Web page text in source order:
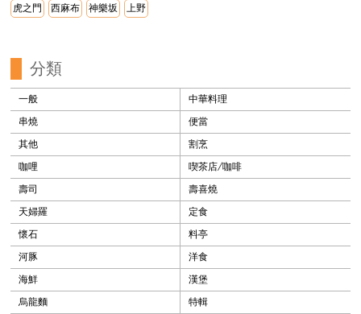
虎之門 西麻布 神樂坂 上野
分類
一般
中華料理
串燒
便當
其他
割烹
咖哩
喫茶店/咖啡
壽司
壽喜燒
天婦羅
定食
懷石
料亭
河豚
洋食
海鮮
漢堡
烏龍麵
特輯